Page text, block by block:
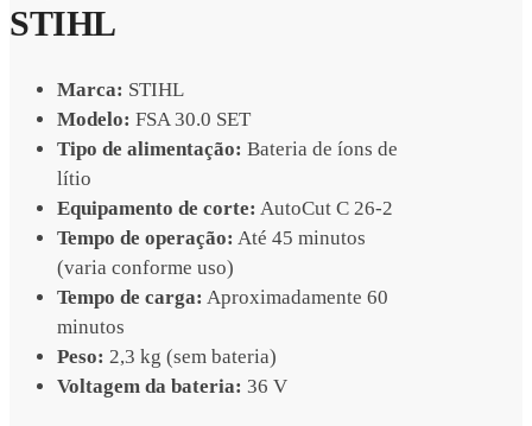
STIHL
Marca: STIHL
Modelo: FSA 30.0 SET
Tipo de alimentação: Bateria de íons de
lítio
Equipamento de corte: AutoCut C 26-2
Tempo de operação: Até 45 minutos
(varia conforme uso)
Tempo de carga: Aproximadamente 60
minutos
Peso: 2,3 kg (sem bateria)
Voltagem da bateria: 36 V